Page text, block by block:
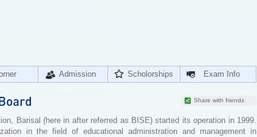
Admission Scholorships Exam Info
Share with friends
Barisal (here in after referred as BISE) started its operation in 1999.
in the field of educational administration and management in